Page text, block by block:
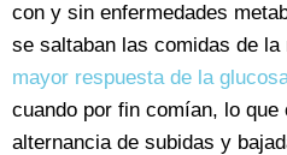
con y sin enfermedades
se saltaban las comidas de la
mayor respuesta de la
cuando por fin comían, lo que
alternancia de subidas y